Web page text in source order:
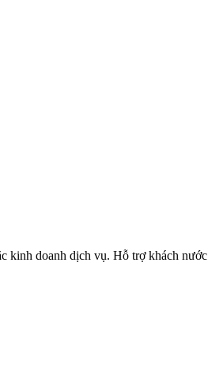
kinh doanh dịch vụ. Hỗ trợ khách nước